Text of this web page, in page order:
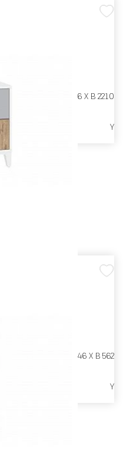
Ш 452 X Г 446 X В 2210
Y
Ш 452 X Г 446 X В 562
Y